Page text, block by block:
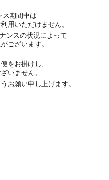
ス期間中は
用いただけません。
ンスの状況によって
ございます。
をお掛けし、
いません。
お願い申し上げます。